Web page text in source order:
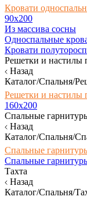
Кровати
90х200
Из массива сосны
Односпальные
Кровати
Решетки и настилы
Назад
Каталог/Спальня/
Решетки и настилы
160х200
Спальные
Назад
Каталог/Спальня/
Спальные
Спальные
Тахта
Назад
Каталог/Спальня/